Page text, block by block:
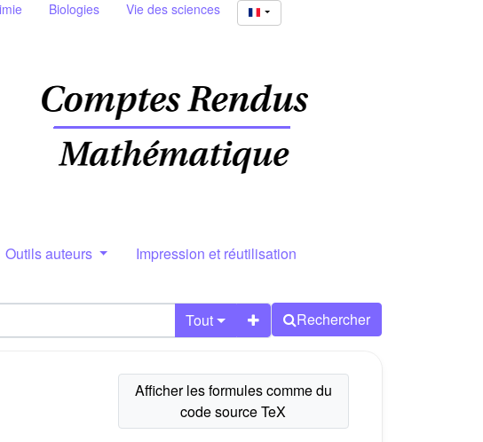
Biologies Vie des sciences
Outils auteurs Impression et réutilisation
Tout Rechercher